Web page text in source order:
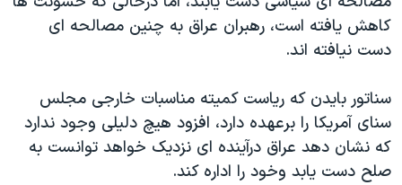
حقوق شهروندی
اقتصادی
اسرائیل در جنگ
گالری عکس
آرشیو پخش زنده
انتخابات ریاست جمهوری آمریکا ۲۰۲۴
حمله جمهوری اسلامی به اسرائیل
ورزش زنان در ایران
اعتراضات زن، زندگی، آزادی
مجموعه مستندهای دادخواهی
زبانهای مختلف
کاهش يافته است، رهبران عراق به چنين مصالحه ای
دست نيافته اند.
سناتور بايدن که رياست کميته مناسبات خارجی مجلس
سنای آمريکا را برعهده دارد، افزود هيچ دليلی وجود ندارد
که نشان دهد عراق درآينده ای نزديک خواهد توانست به
صلح دست يابد وخود را اداره کند.